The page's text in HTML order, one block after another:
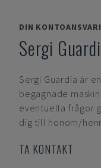
DIN
Sergi
Sergi Guardia är
begagnade
eventuella frågor
dig till honom/
TA KONTAKT